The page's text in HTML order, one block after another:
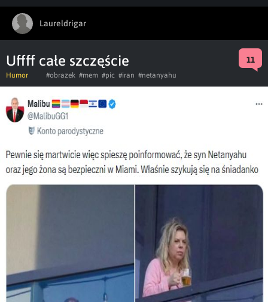
Laureldrigar
Uffff całe szczęście 11
Humor #obrazek #mem #pic #iran #netanyahu